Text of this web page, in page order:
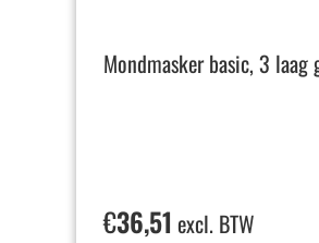
Mondmasker basic, 3 laag
€36,51 excl. BTW